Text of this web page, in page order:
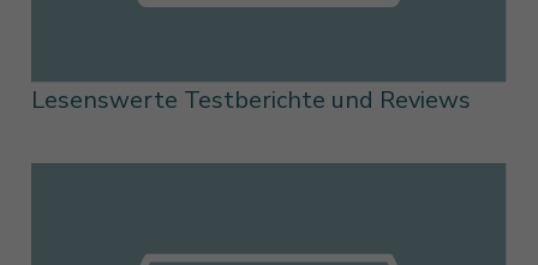
Lesenswerte Testberichte und Reviews